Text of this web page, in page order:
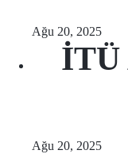
Ağu 20, 2025
İTÜ
Ağu 20, 2025